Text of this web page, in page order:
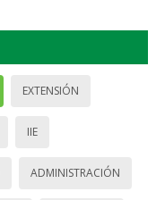
EXTENSIÓN
IIE
ADMINISTRACIÓN